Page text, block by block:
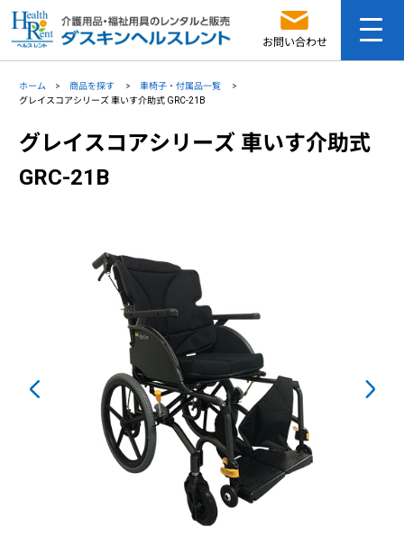
お問い合わせ
ホーム 商品を探す
車椅子・付属品一覧
グレイスコアシリーズ 車いす介助式 GRC-21B
グレイスコアシリーズ 車いす介助式
GRC-21B